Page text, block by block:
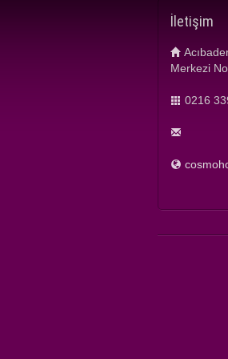
İletişim
Merkezi
0216